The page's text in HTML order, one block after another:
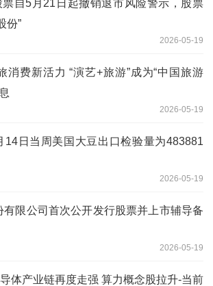
自5月21日起撤销退市风险警示，股票
份”
2026-05-19
消费新活力 “演艺+旅游”成为“中国旅游
2026-05-19
14日当周美国大豆出口检验量为483881
2026-05-19
有限公司首次公开发行股票并上市辅导备
2026-05-19
体产业链再度走强 算力概念股拉升-当前